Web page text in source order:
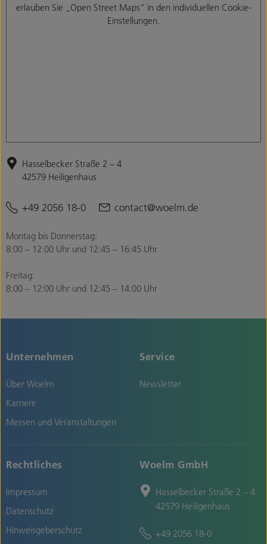
erlauben Sie „Open Street Maps“ in den individuellen Cookie-
Einstellungen.
Hasselbecker Straße 2 – 4
42579 Heiligenhaus
+49 2056 18-0 contact@woelm.de
Montag bis Donnerstag:
8:00 – 12:00 Uhr und 12:45 – 16:45 Uhr
Freitag:
8:00 – 12:00 Uhr und 12:45 – 14:00 Uhr
Unternehmen
Über Woelm
Karriere
Messen und Veranstaltungen
Service
Newsletter
Rechtliches
Impressum
Datenschutz
Hinweisgeberschutz
Woelm GmbH
Hasselbecker Straße 2 – 4
42579 Heiligenhaus
+49 2056 18-0